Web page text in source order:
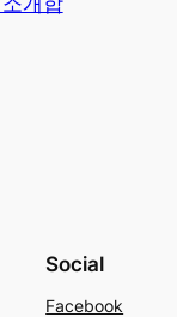
Social
Facebook